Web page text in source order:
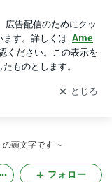
を受け取りまし
開く
頭文字です ～
フォロー